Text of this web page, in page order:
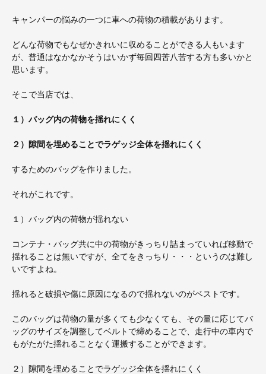
キャンパーの悩みの一つに車への荷物の積載があります。
どんな荷物でもなぜかきれいに収めることができる人もいます
が、普通はなかなかそうはいかず毎回四苦八苦する方も多いかと
思います。
そこで当店では、
１）バッグ内の荷物を揺れにくく
２）隙間を埋めることでラゲッジ全体を揺れにくく
するためのバッグを作りました。
それがこれです。
１）バッグ内の荷物が揺れない
コンテナ・バッグ共に中の荷物がきっちり詰まっていれば移動で
揺れることは無いですが、全てをきっちり・・・というのは難し
いですよね。
揺れると破損や傷に原因になるので揺れないのがベストです。
このバッグは荷物の量が多くても少なくても、その量に応じてバ
ッグのサイズを調整してベルトで締めることで、走行中の車内で
もがたがた揺れることなく運搬することができます。
２）隙間を埋めることでラゲッジ全体を揺れにくく